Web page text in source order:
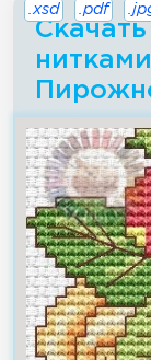
.xsd .pdf